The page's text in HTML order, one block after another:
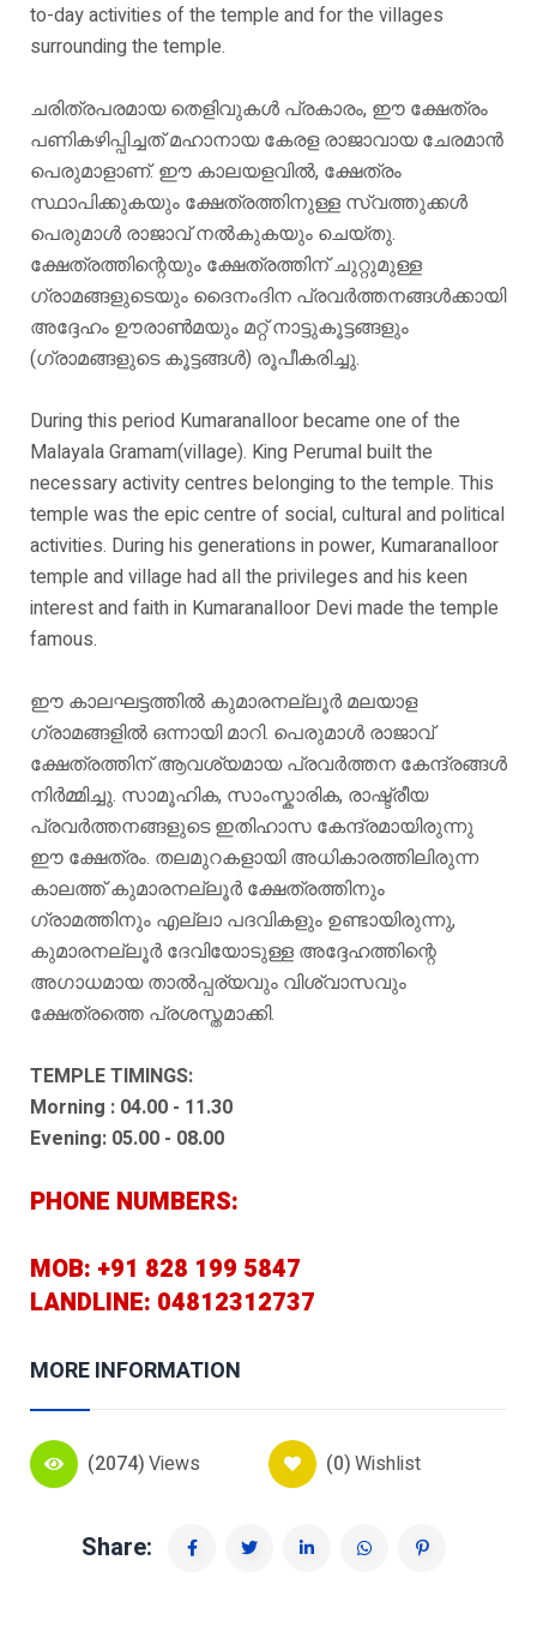
to-day activities of the temple and for the villages
surrounding the temple.
ചരിത്രപരമായ തെളിവുകൾ പ്രകാരം, ഈ ക്ഷേത്രം
പണികഴിപ്പിച്ചത് മഹാനായ കേരള രാജാവായ ചേരമാൻ
പെരുമാളാണ്. ഈ കാലയളവിൽ, ക്ഷേത്രം
സ്ഥാപിക്കുകയും ക്ഷേത്രത്തിനുള്ള സ്വത്തുക്കൾ
പെരുമാൾ രാജാവ് നൽകുകയും ചെയ്തു.
ക്ഷേത്രത്തിന്റെയും ക്ഷേത്രത്തിന് ചുറ്റുമുള്ള
ഗ്രാമങ്ങളുടെയും ദൈനംദിന പ്രവർത്തനങ്ങൾക്കായി
അദ്ദേഹം ഊരാൺമയും മറ്റ് നാട്ടുകൂട്ടങ്ങളും
(ഗ്രാമങ്ങളുടെ കൂട്ടങ്ങൾ) രൂപീകരിച്ചു.
During this period Kumaranalloor became one of the
Malayala Gramam(village). King Perumal built the
necessary activity centres belonging to the temple. This
temple was the epic centre of social, cultural and political
activities. During his generations in power, Kumaranalloor
temple and village had all the privileges and his keen
interest and faith in Kumaranalloor Devi made the temple
famous.
ഈ കാലഘട്ടത്തിൽ കുമാരനല്ലൂർ മലയാള
ഗ്രാമങ്ങളിൽ ഒന്നായി മാറി. പെരുമാൾ രാജാവ്
ക്ഷേത്രത്തിന് ആവശ്യമായ പ്രവർത്തന കേന്ദ്രങ്ങൾ
നിർമ്മിച്ചു. സാമൂഹിക, സാംസ്കാരിക, രാഷ്ട്രീയ
പ്രവർത്തനങ്ങളുടെ ഇതിഹാസ കേന്ദ്രമായിരുന്നു
ഈ ക്ഷേത്രം. തലമുറകളായി അധികാരത്തിലിരുന്ന
കാലത്ത് കുമാരനല്ലൂർ ക്ഷേത്രത്തിനും
ഗ്രാമത്തിനും എല്ലാ പദവികളും ഉണ്ടായിരുന്നു,
കുമാരനല്ലൂർ ദേവിയോടുള്ള അദ്ദേഹത്തിന്റെ
അഗാധമായ താൽപ്പര്യവും വിശ്വാസവും
ക്ഷേത്രത്തെ പ്രശസ്തമാക്കി.
TEMPLE TIMINGS:
Morning : 04.00 - 11.30
Evening: 05.00 - 08.00
PHONE NUMBERS:
MOB: +91 828 199 5847
LANDLINE: 04812312737
MORE INFORMATION
(2074)Views (0)Wishlist
Share: